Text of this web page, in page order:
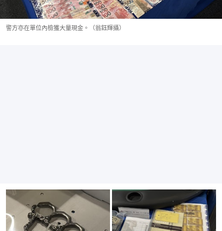
警方亦在單位內檢獲大量現金。（翁鈺輝攝）